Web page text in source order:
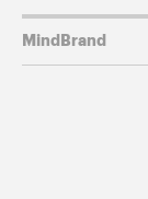
MindBrand